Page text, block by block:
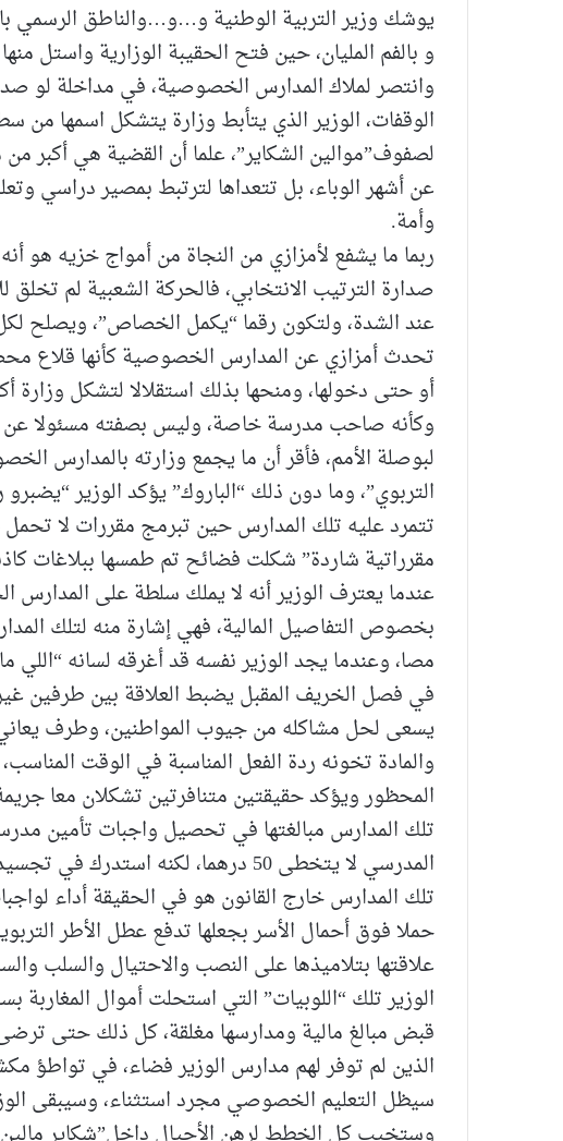
يوشك وزير التربية الوطنية و…و…والناطق الرسمي
و بالفم المليان، حين فتح الحقيبة الوزارية واستل
وانتصر لملاك المدارس الخصوصية، في مداخلة لو
الوقفات، الوزير الذي يتأبط وزارة يتشكل اسمها من
لصفوف”موالين الشكاير”، علما أن القضية هي أكبر
عن أشهر الوباء، بل تتعداها لترتبط بمصير دراسي
وأمة.
ربما ما يشفع لأمزازي من النجاة من أمواج خزيه
صدارة الترتيب الانتخابي، فالحركة الشعبية لم
عند الشدة، ولتكون رقما “يكمل الخصاص”، ويصلح
تحدث أمزازي عن المدارس الخصوصية كأنها قلاع
أو حتى دخولها، ومنحها بذلك استقلالا لتشكل وزارة
وكأنه صاحب مدرسة خاصة، وليس بصفته مسئولا عن
لبوصلة الأمم، فأقر أن ما يجمع وزارته بالمدارس
التربوي”، وما دون ذلك “الباروك” يؤكد الوزير
تتمرد عليه تلك المدارس حين تبرمج مقررات لا
مقرراتية شاردة” شكلت فضائح تم طمسها ببلاغات
عندما يعترف الوزير أنه لا يملك سلطة على المدارس
بخصوص التفاصيل المالية، فهي إشارة منه لتلك
مصا، وعندما يجد الوزير نفسه قد أغرقه لسانه “اللي
في فصل الخريف المقبل يضبط العلاقة بين طرفين
يسعى لحل مشاكله من جيوب المواطنين، وطرف
والمادة تخونه ردة الفعل المناسبة في الوقت
المحظور ويؤكد حقيقتين متنافرتين تشكلان معا
تلك المدارس مبالغتها في تحصيل واجبات تأمين
المدرسي لا يتخطى 50 درهما، لكنه
تلك المدارس خارج القانون هو في الحقيقة أداء
حملا فوق أحمال الأسر بجعلها تدفع عطل الأطر
علاقتها بتلاميذها على النصب والاحتيال والسلب
الوزير تلك “اللوبيات” التي استحلت أموال
قبض مبالغ مالية ومدارسها مغلقة، كل ذلك حتى
الذين لم توفر لهم مدارس الوزير فضاء، في تواطؤ
سيظل التعليم الخصوصي مجرد استثناء، وسيبقى